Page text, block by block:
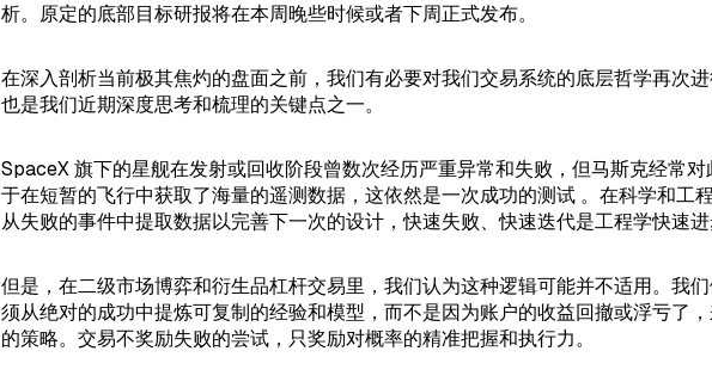
析。原定的底部目标研报将在本周晚些时候或者下周正式发布。
在深入剖析当前极其焦灼的盘面之前，我们有必要对我们交易系统的底层哲学再次
也是我们近期深度思考和梳理的关键点之一。
SpaceX 旗下的星舰在发射或回收阶段曾数次经历严重异常和失败，但马斯克经常对
于在短暂的飞行中获取了海量的遥测数据，这依然是一次成功的测试 。在科学和工
从失败的事件中提取数据以完善下一次的设计，快速失败、快速迭代是工程学快速进
但是，在二级市场博弈和衍生品杠杆交易里，我们认为这种逻辑可能并不适用。我
须从绝对的成功中提炼可复制的经验和模型，而不是因为账户的收益回撤或浮亏了
的策略。交易不奖励失败的尝试，只奖励对概率的精准把握和执行力。